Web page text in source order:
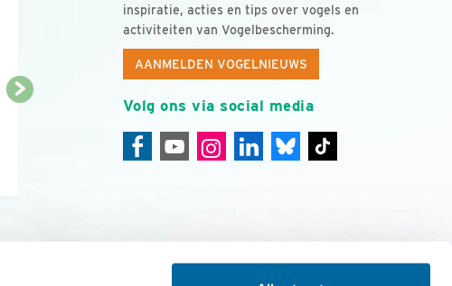
inspiratie, acties en tips over vogels en
activiteiten van Vogelbescherming.
AANMELDEN VOGELNIEUWS
Volg ons via social media